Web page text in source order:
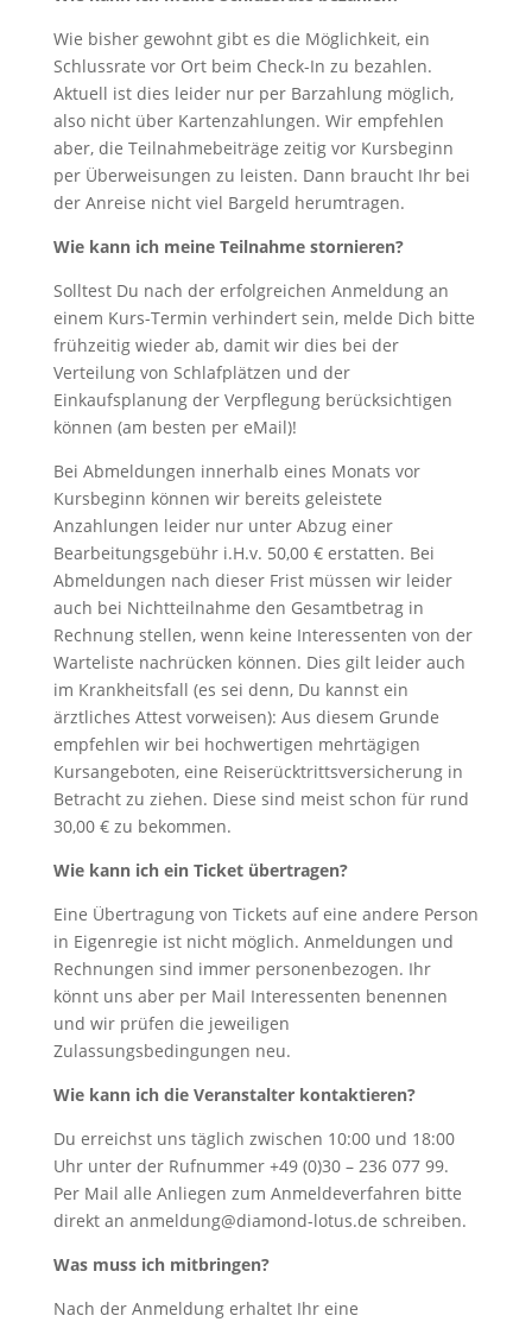
Wie bisher gewohnt gibt es die Möglichkeit, ein
Schlussrate vor Ort beim Check-In zu bezahlen.
Aktuell ist dies leider nur per Barzahlung möglich,
also nicht über Kartenzahlungen. Wir empfehlen
aber, die Teilnahmebeiträge zeitig vor Kursbeginn
per Überweisungen zu leisten. Dann braucht Ihr bei
der Anreise nicht viel Bargeld herumtragen.
Wie kann ich meine Teilnahme stornieren?
Solltest Du nach der erfolgreichen Anmeldung an
einem Kurs-Termin verhindert sein, melde Dich bitte
frühzeitig wieder ab, damit wir dies bei der
Verteilung von Schlafplätzen und der
Einkaufsplanung der Verpflegung berücksichtigen
können (am besten per eMail)!
Bei Abmeldungen innerhalb eines Monats vor
Kursbeginn können wir bereits geleistete
Anzahlungen leider nur unter Abzug einer
Bearbeitungsgebühr i.H.v. 50,00 € erstatten. Bei
Abmeldungen nach dieser Frist müssen wir leider
auch bei Nichtteilnahme den Gesamtbetrag in
Rechnung stellen, wenn keine Interessenten von der
Warteliste nachrücken können. Dies gilt leider auch
im Krankheitsfall (es sei denn, Du kannst ein
ärztliches Attest vorweisen): Aus diesem Grunde
empfehlen wir bei hochwertigen mehrtägigen
Kursangeboten, eine Reiserücktrittsversicherung in
Betracht zu ziehen. Diese sind meist schon für rund
30,00 € zu bekommen.
Wie kann ich ein Ticket übertragen?
Eine Übertragung von Tickets auf eine andere Person
in Eigenregie ist nicht möglich. Anmeldungen und
Rechnungen sind immer personenbezogen. Ihr
könnt uns aber per Mail Interessenten benennen
und wir prüfen die jeweiligen
Zulassungsbedingungen neu.
Wie kann ich die Veranstalter kontaktieren?
Du erreichst uns täglich zwischen 10:00 und 18:00
Uhr unter der Rufnummer +49 (0)30 – 236 077 99.
Per Mail alle Anliegen zum Anmeldeverfahren bitte
direkt an anmeldung@diamond-lotus.de schreiben.
Was muss ich mitbringen?
Nach der Anmeldung erhaltet Ihr eine